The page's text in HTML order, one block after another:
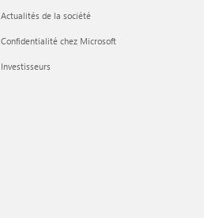
Actualités de la société
Confidentialité chez Microsoft
Investisseurs